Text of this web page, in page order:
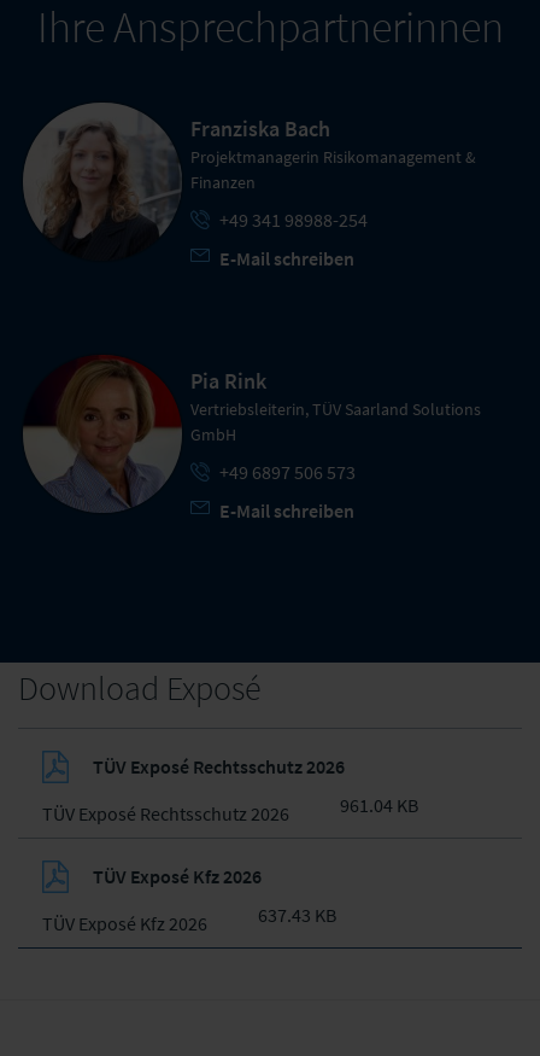
Ihre Ansprechpartnerinnen
Franziska Bach
Projektmanagerin Risikomanagement &
Finanzen
+49 341 98988-254
E-Mail schreiben
Pia Rink
Vertriebsleiterin, TÜV Saarland Solutions
GmbH
+49 6897 506 573
E-Mail schreiben
Download Exposé
TÜV Exposé Rechtsschutz 2026
TÜV Exposé Rechtsschutz 2026
961.04 KB
TÜV Exposé Kfz 2026
TÜV Exposé Kfz 2026
637.43 KB